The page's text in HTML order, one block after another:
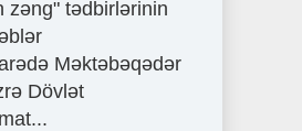
zəng" tədbirlərinin
Məktəbəqədər
Dövlət